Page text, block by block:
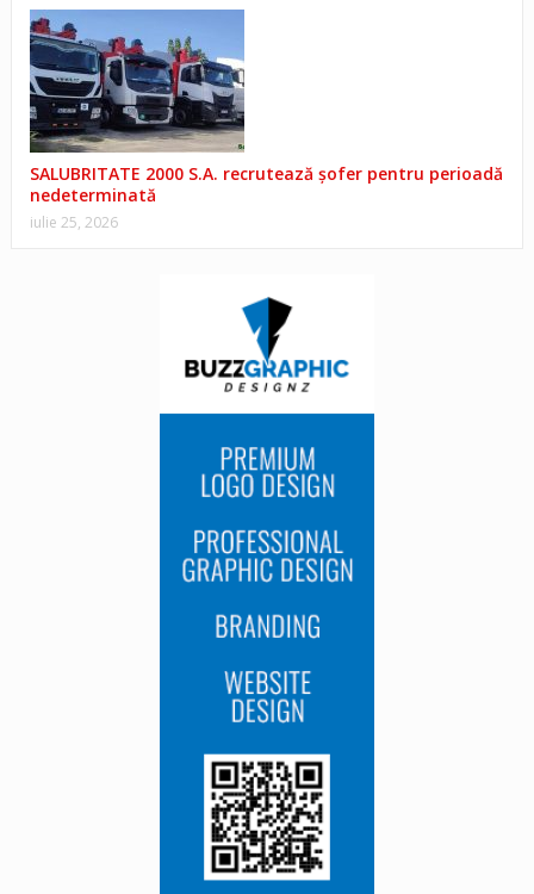
SALUBRITATE 2000 S.A. recrutează șofer pentru perioadă
nedeterminată
iulie 25, 2026